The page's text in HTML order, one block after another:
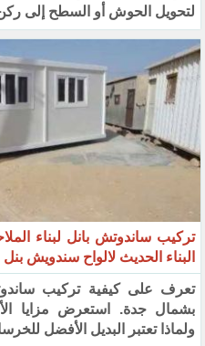
لتحويل الحوش أو السطح إلى
تركيب ساندوتش بانل لبناء
البناء الحديث لالواح سندويش بنل
تعرف على كيفية تركيب
بشمال جدة. استعرض مزايا
ولماذا تعتبر البديل الأفضل